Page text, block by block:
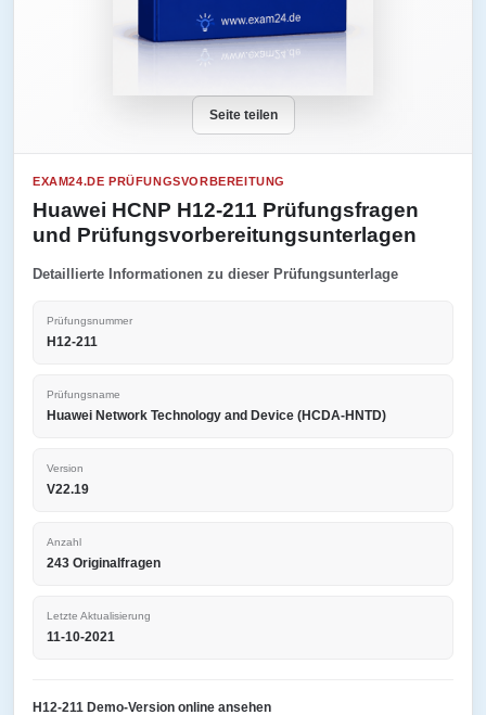
Seite teilen
EXAM24.DE PRÜFUNGSVORBEREITUNG
Huawei HCNP H12-211 Prüfungsfragen
und Prüfungsvorbereitungsunterlagen
Detaillierte Informationen zu dieser Prüfungsunterlage
Prüfungsnummer
H12-211
Prüfungsname
Huawei Network Technology and Device (HCDA-HNTD)
Version
V22.19
Anzahl
243 Originalfragen
Letzte Aktualisierung
11-10-2021
H12-211 Demo-Version online ansehen